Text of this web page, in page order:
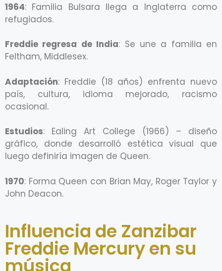
1964: Familia Bulsara llega a Inglaterra como
refugiados.
Freddie regresa de India: Se une a familia en
Feltham, Middlesex.
Adaptación: Freddie (18 años) enfrenta nuevo
país, cultura, idioma mejorado, racismo
ocasional.
Estudios: Ealing Art College (1966) – diseño
gráfico, donde desarrolló estética visual que
luego definiría imagen de Queen.
1970: Forma Queen con Brian May, Roger Taylor y
John Deacon.
Influencia de Zanzibar
Freddie Mercury en su
música